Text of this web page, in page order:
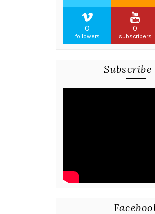
0
followers
0
subscribers
Subscribe